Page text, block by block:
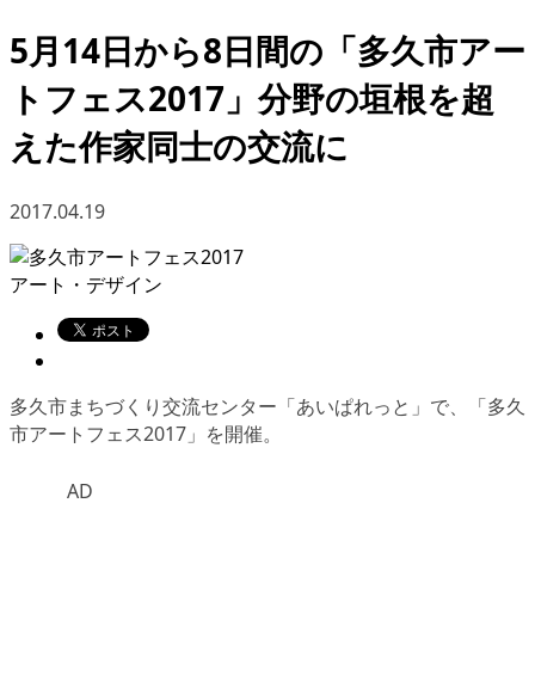
5月14日から8日間の「多久市アー
トフェス2017」分野の垣根を超
えた作家同士の交流に
2017.04.19
アート・デザイン
多久市まちづくり交流センター「あいぱれっと」で、「多久
市アートフェス2017」を開催。
AD